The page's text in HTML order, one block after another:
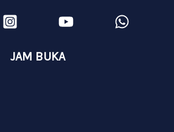
JAM BUKA